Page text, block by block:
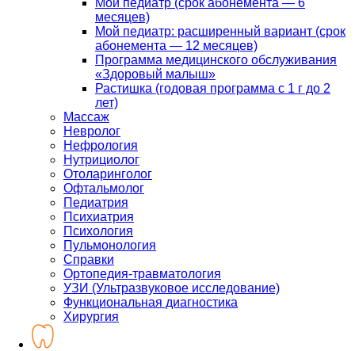
Мой педиатр (срок абонемента — 6
месяцев)
Мой педиатр: расширенный вариант (срок
абонемента — 12 месяцев)
Программа медицинского обслуживания
«Здоровый малыш»
Растишка (годовая программа с 1 г до 2
лет)
Массаж
Невролог
Нефрология
Нутрициолог
Отоларинголог
Офтальмолог
Педиатрия
Психиатрия
Психология
Пульмонология
Справки
Ортопедия-травматология
УЗИ (Ультразвуковое исследование)
Функциональная диагностика
Хирургия